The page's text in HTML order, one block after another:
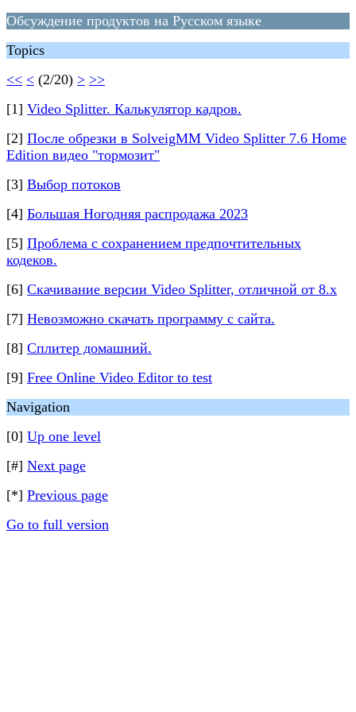
Обсуждение продуктов на Русском языке
Topics
<< < (2/20) > >>
[1] Video Splitter. Калькулятор кадров.
[2] После обрезки в SolveigMM Video Splitter 7.6 Home
Edition видео "тормозит"
[3] Выбор потоков
[4] Большая Ногодняя распродажа 2023
[5] Проблема с сохранением предпочтительных
кодеков.
[6] Скачивание версии Video Splitter, отличной от 8.х
[7] Невозможно скачать программу с сайта.
[8] Сплитер домашний.
[9] Free Online Video Editor to test
Navigation
[0] Up one level
[#] Next page
[*] Previous page
Go to full version